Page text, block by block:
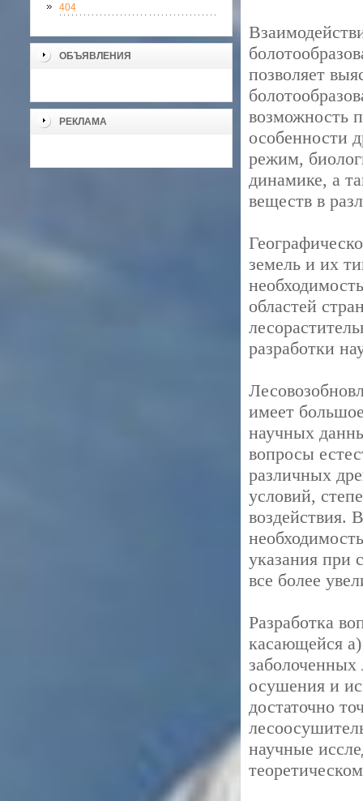
404
ОБЪЯВЛЕНИЯ
РЕКЛАМА
позволяет
возможность
особенности
режим,
динамике, а
веществ в
земель и их
областей
разработки
имеет
научных
вопросы
различных
условий,
воздействия.
указания при
все более
Разработка
касающейся
заболоченных
осушения и
достаточно
научные